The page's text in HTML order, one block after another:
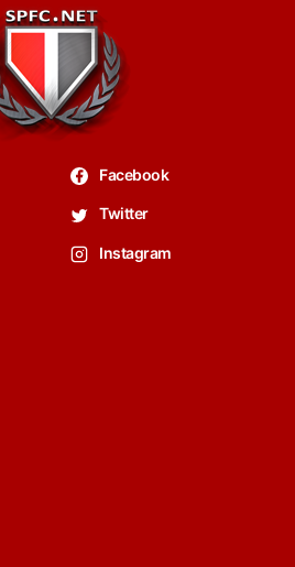
Facebook
Twitter
Instagram